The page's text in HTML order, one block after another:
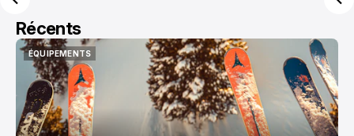
Récents
ÉQUIPEMENTS
ÉQUIPEMENTS